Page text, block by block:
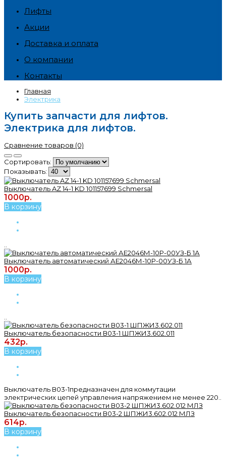
Лифты
Акции
Доставка и оплата
О компании
Контакты
Главная
Электрика
Купить запчасти для лифтов.
Электрика для лифтов.
Сравнение товаров (0)
Сортировать:
Показывать:
Выключатель AZ 14-1 KD 101157699 Schmersal
1000р.
В корзину
Выключатель автоматический АЕ2046М-10Р-00УЗ-Б 1А
1000р.
В корзину
Выключатель безопасности В03-1 ШПЖИ3.602.011
432р.
В корзину
Выключатель В03-1предназначен для коммутации
электрических цепей управления напряжением не менее 220..
Выключатель безопасности В03-2 ШПЖИ3.602.012 МЛЗ
614р.
В корзину